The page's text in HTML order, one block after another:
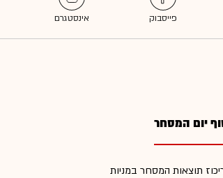
יום המסחר
תוצאות המסחר במניות